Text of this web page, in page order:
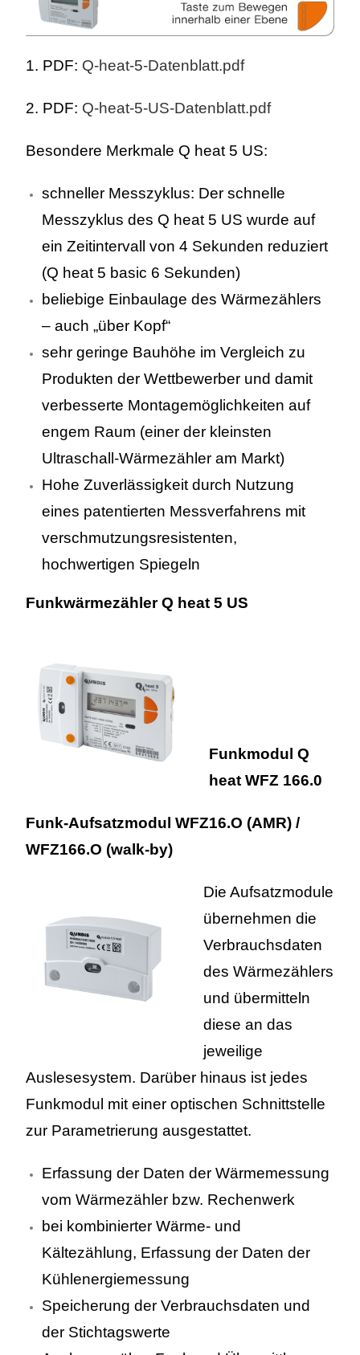
1. PDF: Q-heat-5-Datenblatt.pdf
2. PDF: Q-heat-5-US-Datenblatt.pdf
Besondere Merkmale Q heat 5 US:
schneller Messzyklus: Der schnelle
Messzyklus des Q heat 5 US wurde auf
ein Zeitintervall von 4 Sekunden reduziert
(Q heat 5 basic 6 Sekunden)
beliebige Einbaulage des Wärmezählers
– auch „über Kopf“
sehr geringe Bauhöhe im Vergleich zu
Produkten der Wettbewerber und damit
verbesserte Montagemöglichkeiten auf
engem Raum (einer der kleinsten
Ultraschall-Wärmezähler am Markt)
Hohe Zuverlässigkeit durch Nutzung
eines patentierten Messverfahrens mit
verschmutzungsresistenten,
hochwertigen Spiegeln
Funkwärmezähler Q heat 5 US
Funkmodul Q
heat WFZ 166.0
Funk-Aufsatzmodul WFZ16.O (AMR) /
WFZ166.O (walk-by)
Die Aufsatzmodule
übernehmen die
Ver­brauchs­daten
des Wärmezählers
und übermitteln
diese an das
jeweilige
Auslesesystem. Darüber hinaus ist jedes
Funkmodul mit einer optischen Schnittstelle
zur Parametrierung ausgestattet.
Erfassung der Daten der Wärmemessung
vom Wärmezähler bzw. Rechenwerk
bei kombinierter Wärme- und
Kältezählung, Erfassung der Daten der
Kühlenergiemessung
Speicherung der Verbrauchsdaten und
der Stichtagswerte